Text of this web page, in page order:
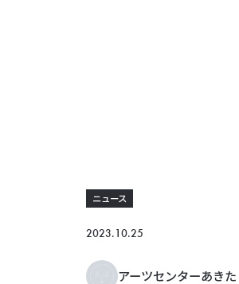
ニュース
アーツセンターあきた
2023.10.25